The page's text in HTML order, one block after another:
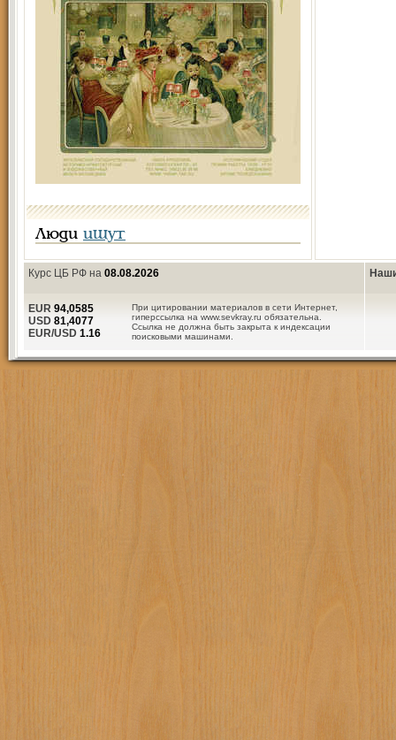
Люди ищут
Курс ЦБ РФ на 08.08.2026
При цитировании материалов в сети Интернет,
гиперссылка на www.sevkray.ru обязательна.
Ссылка не должна быть закрыта к индексации
поисковыми машинами.
EUR 94,0585
USD 81,4077
EUR/USD 1.16